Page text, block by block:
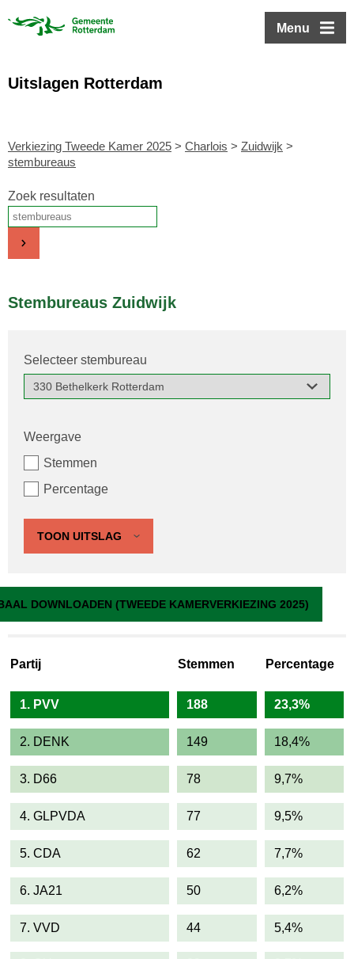
Menu
Uitslagen Rotterdam
Verkiezing Tweede Kamer 2025 > Charlois > Zuidwijk >
stembureaus
Zoek resultaten
Stembureaus Zuidwijk
Selecteer stembureau
Weergave
Stemmen
Percentage
TOON UITSLAG
330 Bethelkerk Rotterdam
DOWNLOADEN (TWEEDE KAMERVERKIEZING 2025)
Partij Stemmen Percentage
1. PVV 188 23,3%
2. DENK 149 18,4%
3. D66 78 9,7%
4. GLPVDA 77 9,5%
5. CDA 62 7,7%
6. JA21 50 6,2%
7. VVD 44 5,4%